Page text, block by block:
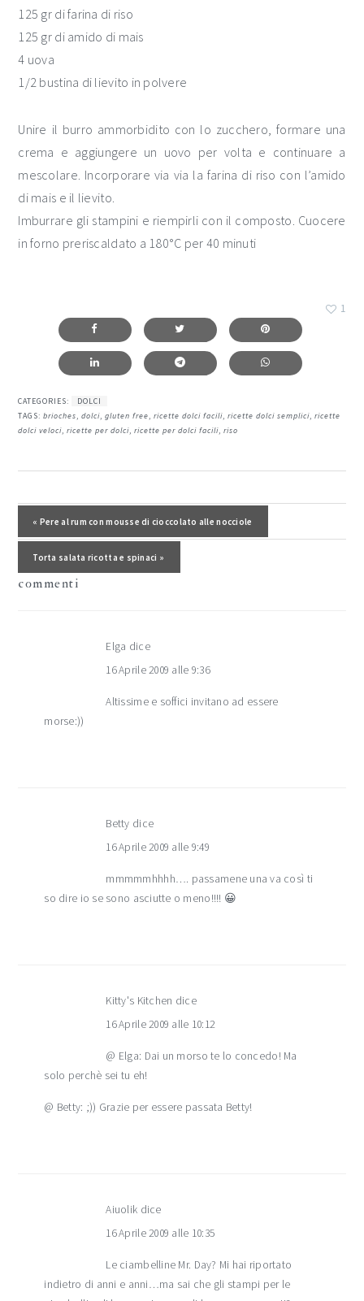
125 gr di farina di riso
125 gr di amido di mais
4 uova
1/2 bustina di lievito in polvere
Unire il burro ammorbidito con lo zucchero, formare una
crema e aggiungere un uovo per volta e continuare a
mescolare. Incorporare via via la farina di riso con l’amido
di mais e il lievito.
Imburrare gli stampini e riempirli con il composto. Cuocere
in forno preriscaldato a 180°C per 40 minuti
1
CATEGORIES:
DOLCI
TAGS:brioches,dolci,gluten free,ricette dolci facili,ricette dolci semplici,ricette
dolci veloci,ricette per dolci,ricette per dolci facili,riso
Post precedente:
« Pere al rum con mousse di cioccolato alle nocciole
Post successivo:
Torta salata ricotta e spinaci »
del
lettore
commenti
Elga dice
16 Aprile 2009 alle 9:36
Altissime e soffici invitano ad essere
morse:))
Betty dice
16 Aprile 2009 alle 9:49
mmmmmhhhh…. passamene una va così ti
so dire io se sono asciutte o meno!!!! 😀
Kitty's Kitchen dice
16 Aprile 2009 alle 10:12
@ Elga: Dai un morso te lo concedo! Ma
solo perchè sei tu eh!
@ Betty: ;)) Grazie per essere passata Betty!
Aiuolik dice
16 Aprile 2009 alle 10:35
Le ciambelline Mr. Day? Mi hai riportato
indietro di anni e anni…ma sai che gli stampi per le